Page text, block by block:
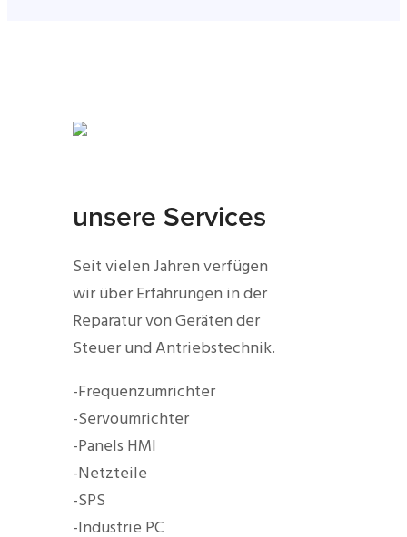
unsere Services
Seit vielen Jahren verfügen
wir über Erfahrungen in der
Reparatur von Geräten der
Steuer und Antriebstechnik.
-Frequenzumrichter
-Servoumrichter
-Panels HMI
-Netzteile
-SPS
-Industrie PC